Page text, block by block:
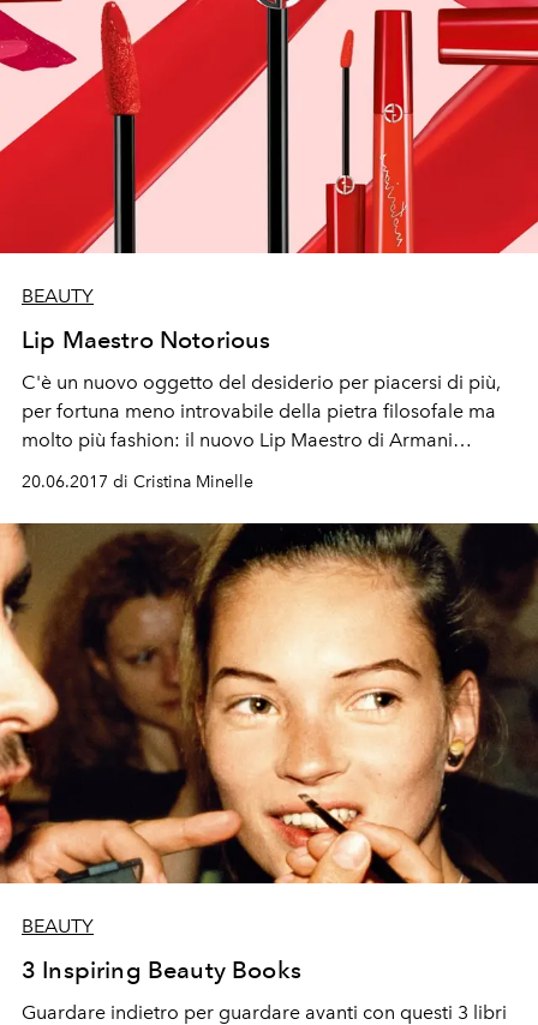
BEAUTY
Lip Maestro Notorious
C'è un nuovo oggetto del desiderio per piacersi di più,
per fortuna meno introvabile della pietra filosofale ma
molto più fashion: il nuovo Lip Maestro di Armani
Beauty Notorious.
20.06.2017 di Cristina Minelle
BEAUTY
3 Inspiring Beauty Books
Guardare indietro per guardare avanti con questi 3 libri